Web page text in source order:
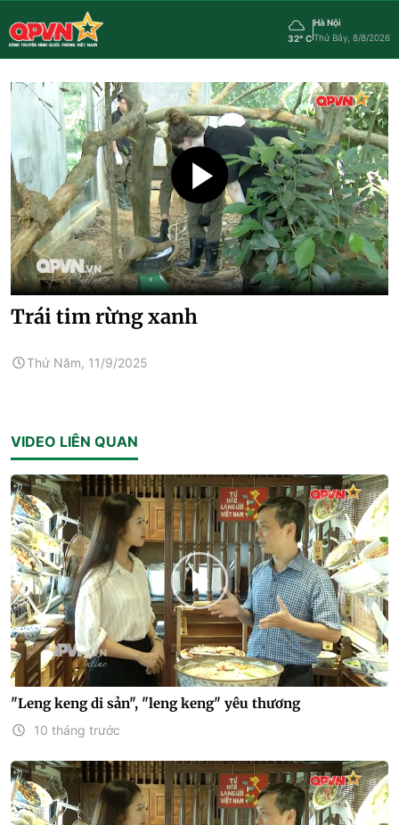
32° C
Hà Nội
Thứ Bảy, 8/8/2026
Trái tim rừng xanh
Thứ Năm, 11/9/2025
VIDEO LIÊN QUAN
"Leng keng di sản", "leng keng" yêu thương
10 tháng trước